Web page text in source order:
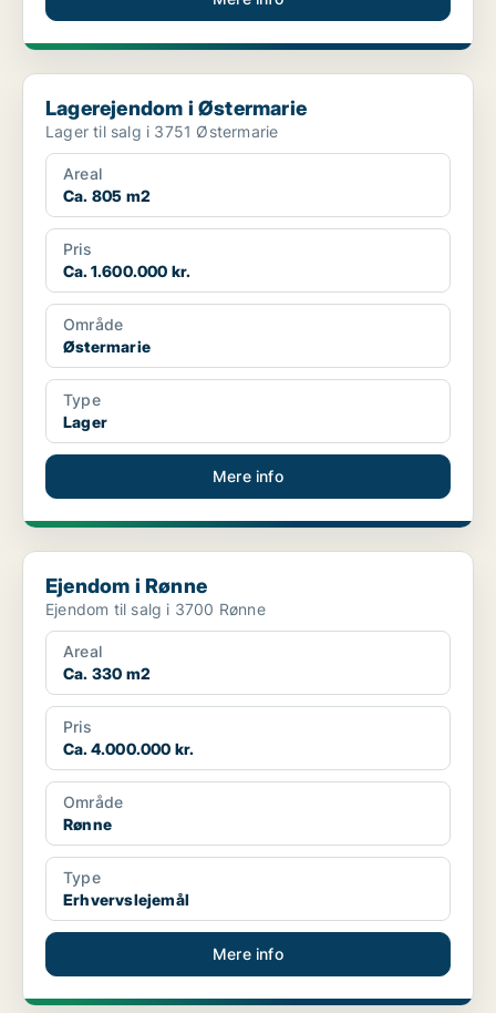
Lagerejendom i Østermarie
Lagerejendom i Østermarie
Lager til salg i 3751 Østermarie
Areal
Ca. 805 m2
Pris
Ca. 1.600.000 kr.
Område
Østermarie
Type
Lager
Mere info
Ejendom i Rønne
Ejendom i Rønne
Ejendom til salg i 3700 Rønne
Areal
Ca. 330 m2
Pris
Ca. 4.000.000 kr.
Område
Rønne
Type
Erhvervslejemål
Mere info